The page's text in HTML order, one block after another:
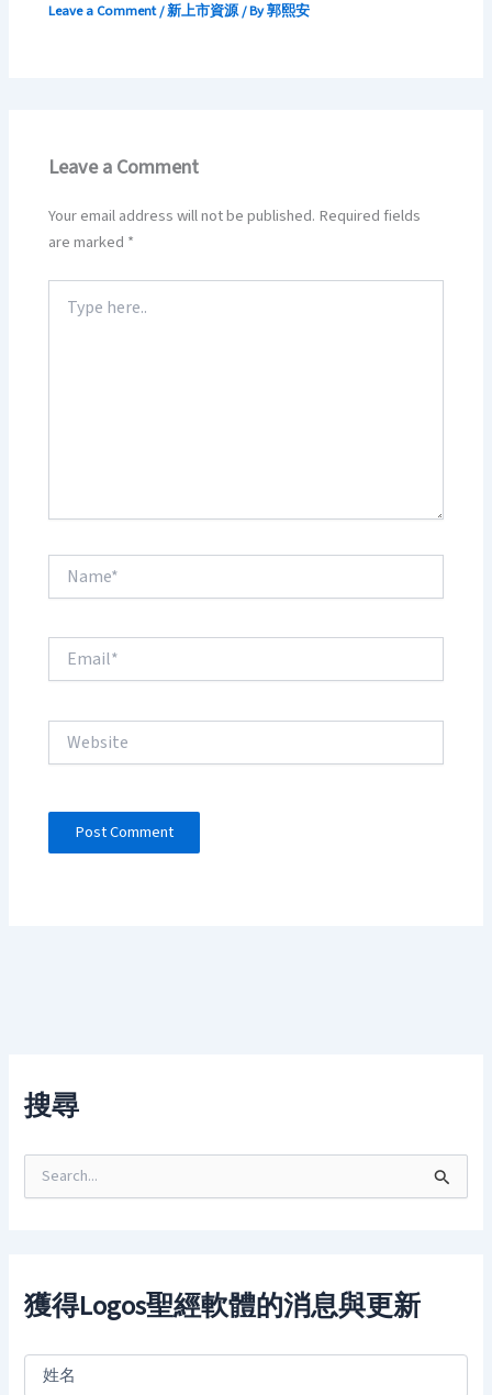
Leave a Comment/新上市資源/ By郭熙安
Leave a Comment
Your email address will not be published. Required fields
are marked *
here..
Email*
搜尋
f
o
:
獲得Logos聖經軟體的消息與更新